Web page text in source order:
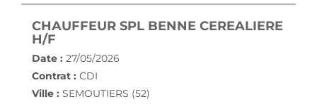
CHAUFFEUR SPL BENNE CEREALIERE
H/F
Date : 27/05/2026
Contrat : CDI
Ville : SEMOUTIERS (52)